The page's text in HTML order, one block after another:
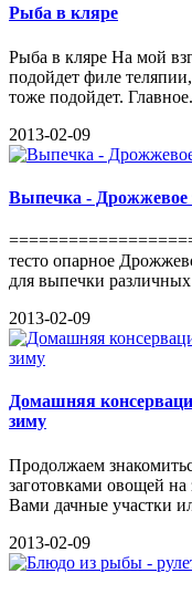
Рыба в кляре
Рыба в кляре На мой
подойдет филе
тоже подойдет.
2013-02-09
Выпечка - Дрожжевое
тесто опарное
для выпечки
2013-02-09
Домашняя
зиму
Продолжаем
заготовками овощей
Вами дачные участки
2013-02-09